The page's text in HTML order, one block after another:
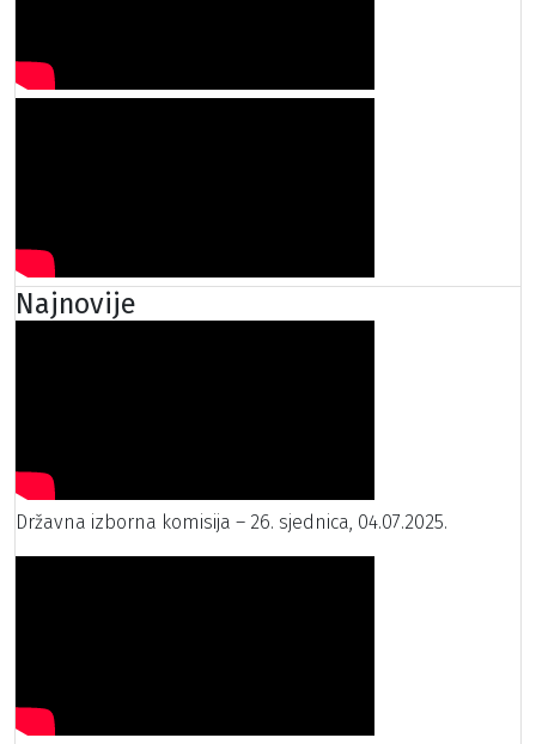
Najnovije
Državna izborna komisija – 26. sjednica, 04.07.2025.